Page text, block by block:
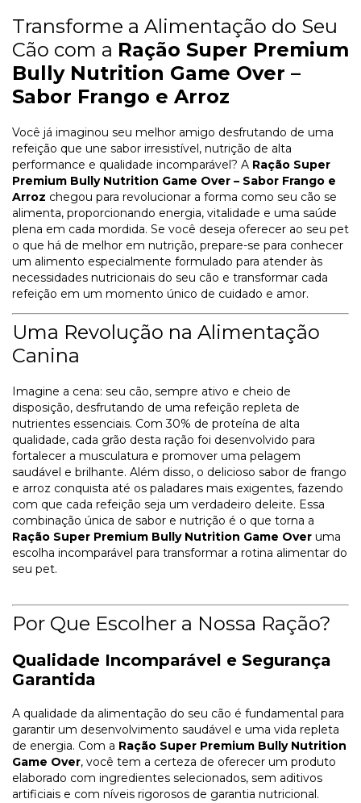
Transforme a Alimentação do Seu
Cão com a Ração Super Premium
Bully Nutrition Game Over –
Sabor Frango e Arroz
Você já imaginou seu melhor amigo desfrutando de uma
refeição que une sabor irresistível, nutrição de alta
performance e qualidade incomparável? A Ração Super
Premium Bully Nutrition Game Over – Sabor Frango e
Arroz chegou para revolucionar a forma como seu cão se
alimenta, proporcionando energia, vitalidade e uma saúde
plena em cada mordida. Se você deseja oferecer ao seu pet
o que há de melhor em nutrição, prepare-se para conhecer
um alimento especialmente formulado para atender às
necessidades nutricionais do seu cão e transformar cada
refeição em um momento único de cuidado e amor.
Uma Revolução na Alimentação
Canina
Imagine a cena: seu cão, sempre ativo e cheio de
disposição, desfrutando de uma refeição repleta de
nutrientes essenciais. Com 30% de proteína de alta
qualidade, cada grão desta ração foi desenvolvido para
fortalecer a musculatura e promover uma pelagem
saudável e brilhante. Além disso, o delicioso sabor de frango
e arroz conquista até os paladares mais exigentes, fazendo
com que cada refeição seja um verdadeiro deleite. Essa
combinação única de sabor e nutrição é o que torna a
Ração Super Premium Bully Nutrition Game Over uma
escolha incomparável para transformar a rotina alimentar do
seu pet.
Por Que Escolher a Nossa Ração?
Qualidade Incomparável e Segurança
Garantida
A qualidade da alimentação do seu cão é fundamental para
garantir um desenvolvimento saudável e uma vida repleta
de energia. Com a Ração Super Premium Bully Nutrition
Game Over, você tem a certeza de oferecer um produto
elaborado com ingredientes selecionados, sem aditivos
artificiais e com níveis rigorosos de garantia nutricional.